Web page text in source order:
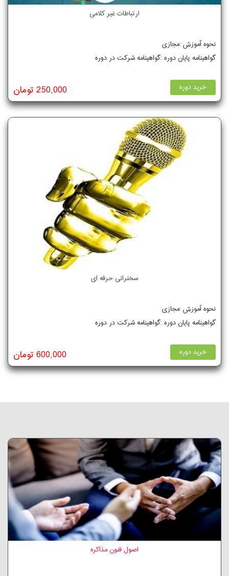
ارتباطات غیر کلامی
نحوه آموزش :مجازی
گواهینامه پایان دوره :گواهینامه شرکت در دوره
خرید دوره 250,000 تومان
سخنرانی حرفه ای
نحوه آموزش :مجازی
گواهینامه پایان دوره :گواهینامه شرکت در دوره
خرید دوره 600,000 تومان
اصول فنون مذاکره